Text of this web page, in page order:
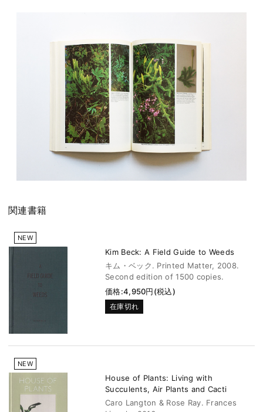
関連書籍
NEW
Kim Beck: A Field Guide to Weeds
キム・ベック. Printed Matter, 2008.
Second edition of 1500 copies.
価格:4,950円(税込)
在庫切れ
NEW
House of Plants: Living with
Succulents, Air Plants and Cacti
Caro Langton & Rose Ray. Frances